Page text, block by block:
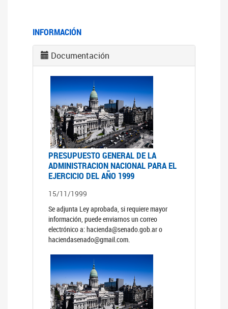
INFORMACIÓN
Documentación
PRESUPUESTO GENERAL DE LA
ADMINISTRACION NACIONAL PARA EL
EJERCICIO DEL AÑO 1999
15/11/1999
Se adjunta Ley aprobada, si requiere mayor
información, puede enviarnos un correo
electrónico a: hacienda@senado.gob.ar o
haciendasenado@gmail.com.